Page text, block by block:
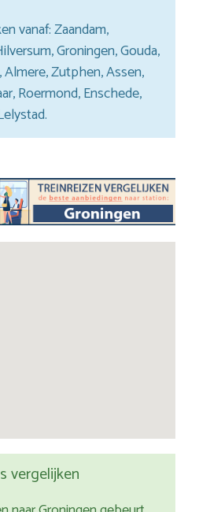
vanaf: Zaandam,
Groningen, Gouda,
Zutphen, Assen,
Roermond, Enschede,
vergelijken